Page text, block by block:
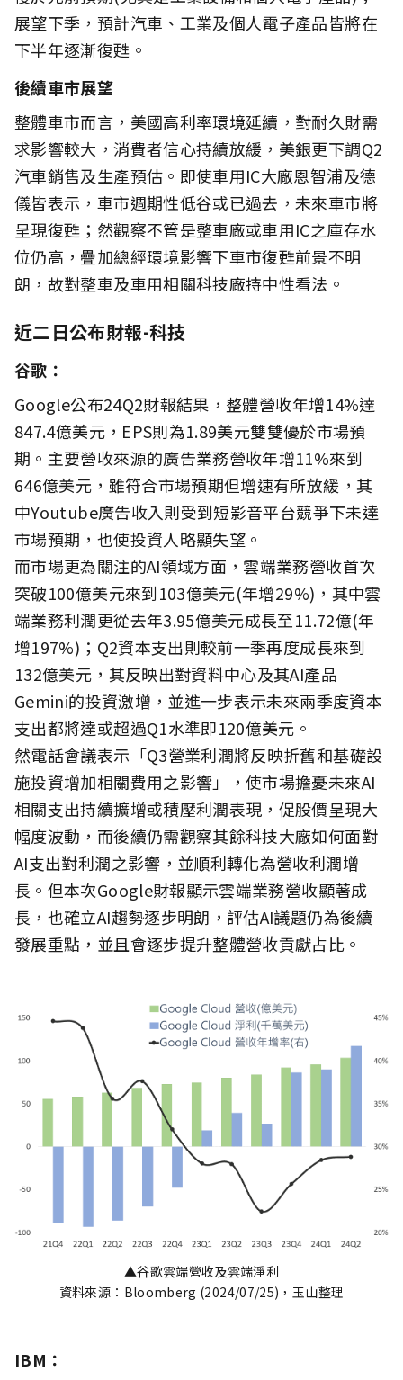
展望下季，預計汽車、工業及個人電子產品皆將在
下半年逐漸復甦。
後續車市展望
整體車市而言，美國高利率環境延續，對耐久財需
求影響較大，消費者信心持續放緩，美銀更下調Q2
汽車銷售及生產預估。即使車用IC大廠恩智浦及德
儀皆表示，車市週期性低谷或已過去，未來車市將
呈現復甦；然觀察不管是整車廠或車用IC之庫存水
位仍高，疊加總經環境影響下車市復甦前景不明
朗，故對整車及車用相關科技廠持中性看法。
近二日公布財報-科技
谷歌：
Google公布24Q2財報結果，整體營收年增14%達
847.4億美元，EPS則為1.89美元雙雙優於市場預
期。主要營收來源的廣告業務營收年增11%來到
646億美元，雖符合市場預期但增速有所放緩，其
中Youtube廣告收入則受到短影音平台競爭下未達
市場預期，也使投資人略顯失望。
而市場更為關注的AI領域方面，雲端業務營收首次
突破100億美元來到103億美元(年增29%)，其中雲
端業務利潤更從去年3.95億美元成長至11.72億(年
增197%)；Q2資本支出則較前一季再度成長來到
132億美元，其反映出對資料中心及其AI產品
Gemini的投資激增，並進一步表示未來兩季度資本
支出都將達或超過Q1水準即120億美元。
然電話會議表示「Q3營業利潤將反映折舊和基礎設
施投資增加相關費用之影響」，使市場擔憂未來AI
相關支出持續擴增或積壓利潤表現，促股價呈現大
幅度波動，而後續仍需觀察其餘科技大廠如何面對
AI支出對利潤之影響，並順利轉化為營收利潤增
長。但本次Google財報顯示雲端業務營收顯著成
長，也確立AI趨勢逐步明朗，評估AI議題仍為後續
發展重點，並且會逐步提升整體營收貢獻占比。
▲谷歌雲端營收及雲端淨利
資料來源：Bloomberg (2024/07/25)，玉山整理
IBM：